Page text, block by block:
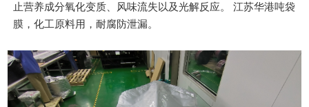
止营养成分氧化变质、风味流失以及光解反应。 江苏华港吨袋
膜，化工原料用，耐腐防泄漏。